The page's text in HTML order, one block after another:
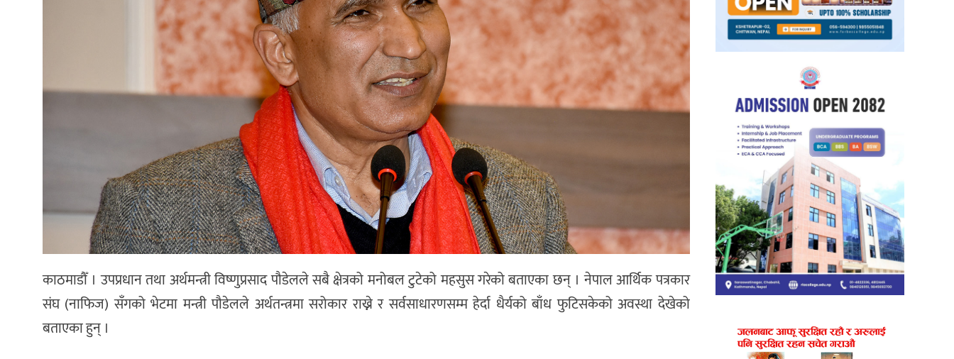
काठमाडौँ । उपप्रधान तथा अर्थमन्त्री विष्णुप्रसाद पौडेलले सबै क्षेत्रको मनोबल टुटेको महसुस गरेको बताएका छन् । नेपाल आर्थिक पत्रकार
संघ (नाफिज) सँगको भेटमा मन्त्री पौडेलले अर्थतन्त्रमा सरोकार राख्ने र सर्वसाधारणसम्म हेर्दा धैर्यको बाँध फुटिसकेको अवस्था देखेको
बताएका हुन् ।